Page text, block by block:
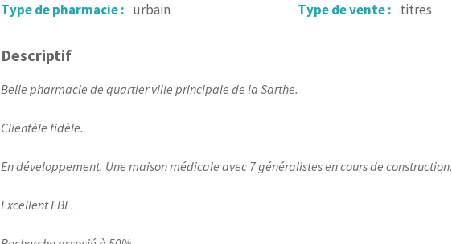
Type de pharmacie : urbain Type de vente : titres
Descriptif
Belle pharmacie de quartier ville principale de la Sarthe.
Clientèle fidèle.
En développement. Une maison médicale avec 7 généralistes en cours de construction.
Excellent EBE.